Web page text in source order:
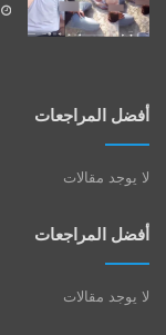
أفضل المراجعات
لا يوجد مقالات
أفضل المراجعات
لا يوجد مقالات